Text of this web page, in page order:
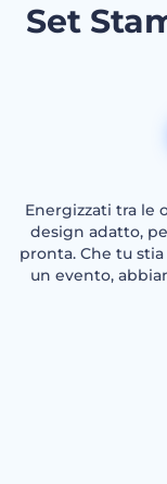
Set
Energizzati tra le
design adatto,
pronta. Che tu
un evento,